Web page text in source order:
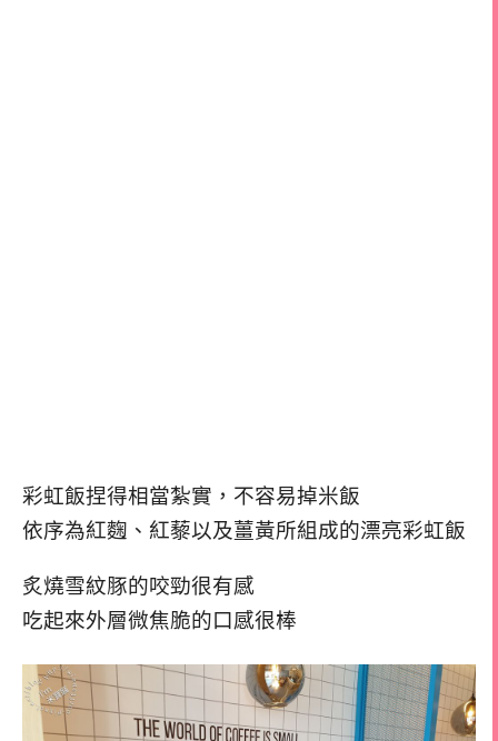
彩虹飯捏得相當紮實，不容易掉米飯
依序為紅麴、紅藜以及薑黃所組成的漂亮彩虹飯
炙燒雪紋豚的咬勁很有感
吃起來外層微焦脆的口感很棒